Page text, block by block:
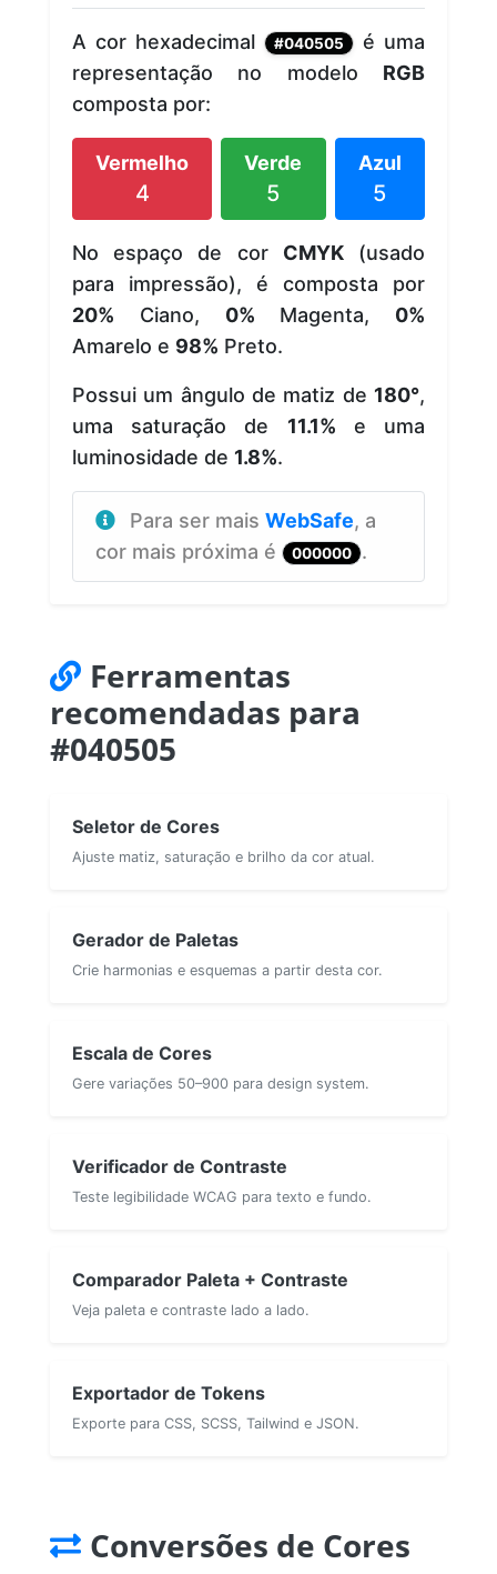
A cor hexadecimal #040505
é uma
representação no modelo RGB
composta por:
Vermelho
4
Verde
5
Azul
5
No espaço de cor CMYK(usado
para impressão), é composta por
20% Ciano, 0% Magenta, 0%
Amarelo e 98% Preto.
Possui um ângulo de matiz de 180°,
uma saturação de 11.1% e uma
luminosidade de 1.8%.
Para ser mais WebSafe, a
cor mais próxima é
000000 .
Ferramentas
recomendadas para
#040505
Seletor de Cores
Ajuste matiz, saturação e brilho da cor atual.
Gerador de Paletas
Crie harmonias e esquemas a partir desta cor.
Escala de Cores
Gere variações 50–900 para design system.
Verificador de Contraste
Teste legibilidade WCAG para texto e fundo.
Comparador Paleta + Contraste
Veja paleta e contraste lado a lado.
Exportador de Tokens
Exporte para CSS, SCSS, Tailwind e JSON.
Conversões de Cores